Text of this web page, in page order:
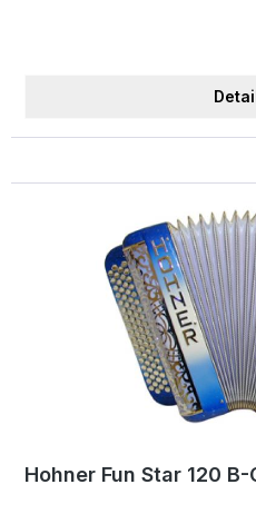
Hohner Fun Star 120